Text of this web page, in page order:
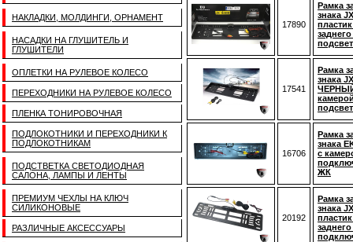
НАКЛАДКИ, МОЛДИНГИ, ОРНАМЕНТ
НАСАДКИ НА ГЛУШИТЕЛЬ И
ГЛУШИТЕЛИ
ОПЛЕТКИ НА РУЛЕВОЕ КОЛЕСО
ПЕРЕХОДНИКИ НА РУЛЕВОЕ КОЛЕСО
ПЛЕНКА ТОНИРОВОЧНАЯ
ПОДЛОКОТНИКИ И ПЕРЕХОДНИКИ К
ПОДЛОКОТНИКАМ
ПОДСТВЕТКА СВЕТОДИОДНАЯ
САЛОНА, ЛАМПЫ И ЛЕНТЫ
ПРЕМИУМ ЧЕХЛЫ НА КЛЮЧ
СИЛИКОНОВЫЕ
РАЗЛИЧНЫЕ АКСЕССУАРЫ
17890
Рамка
знака
17541
Рамка
знака
ЧЕРНЫЙ
16706
Рамка
знака
с
ЖК
20192
Рамка
знака